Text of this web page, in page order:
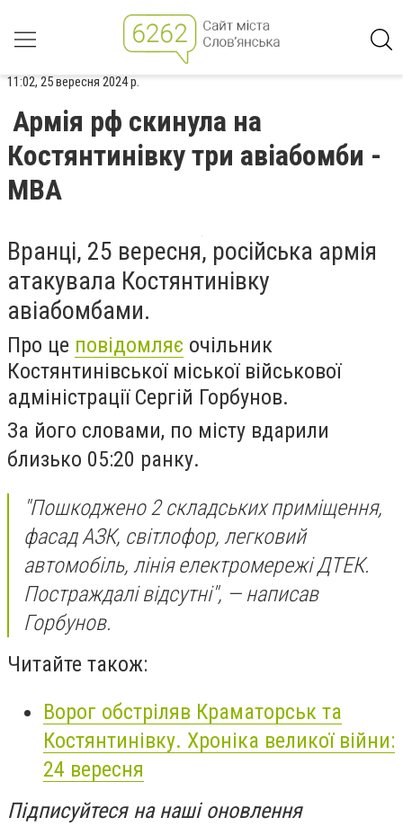
11:02, 25 вересня 2024 р.
Армія рф скинула на
Костянтинівку три авіабомби -
МВА
Вранці, 25 вересня, російська армія
атакувала Костянтинівку
авіабомбами.
Про це повідомляє очільник
Костянтинівської міської військової
адміністрації Сергій Горбунов.
За його словами, по місту вдарили
близько 05:20 ранку.
"Пошкоджено 2 складських приміщення,
фасад АЗК, світлофор, легковий
автомобіль, лінія електромережі ДТЕК.
Постраждалі відсутні", — написав
Горбунов.
Читайте також:
Ворог обстріляв Краматорськ та
Костянтинівку. Хроніка великої війни:
24 вересня
Підписуйтеся на наші оновлення